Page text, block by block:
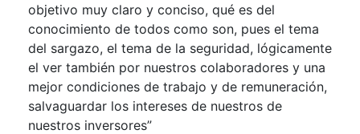
objetivo muy claro y conciso, qué es del
conocimiento de todos como son, pues el tema
del sargazo, el tema de la seguridad, lógicamente
el ver también por nuestros colaboradores y una
mejor condiciones de trabajo y de remuneración,
salvaguardar los intereses de nuestros de
nuestros inversores”